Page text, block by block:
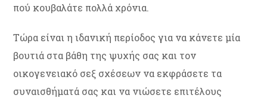
πού κουβαλάτε πολλά χρόνια.
Τώρα είναι η ιδανική περίοδος για να κάνετε μία
βουτιά στα βάθη της ψυχής σας και τον
οικογενειακό σεξ σχέσεων να εκφράσετε τα
συναισθήματά σας και να νιώσετε επιτέλους